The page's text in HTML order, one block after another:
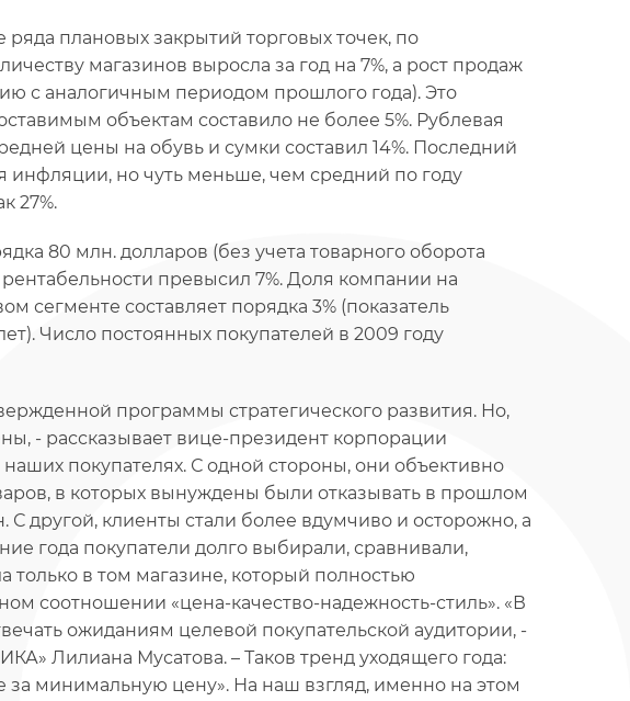
плановых закрытий торговых точек, по
магазинов выросла за год на 7%, а рост продаж
с аналогичным периодом прошлого года). Это
объектам составило не более 5%. Рублевая
цены на обувь и сумки составил 14%. Последний
инфляции, но чуть меньше, чем средний по году
27%.
80 млн. долларов (без учета товарного оборота
превысил 7%. Доля компании на
сегменте составляет порядка 3% (показатель
Число постоянных покупателей в 2009 году
программы стратегического развития. Но,
- рассказывает вице-президент корпорации
покупателях. С одной стороны, они объективно
в которых вынуждены были отказывать в прошлом
другой, клиенты стали более вдумчиво и осторожно, а
года покупатели долго выбирали, сравнивали,
только в том магазине, который полностью
соотношении «цена-качество-надежность-стиль». «В
ожиданиям целевой покупательской аудитории, -
Лилиана Мусатова. – Таков тренд уходящего года:
за минимальную цену». На наш взгляд, именно на этом